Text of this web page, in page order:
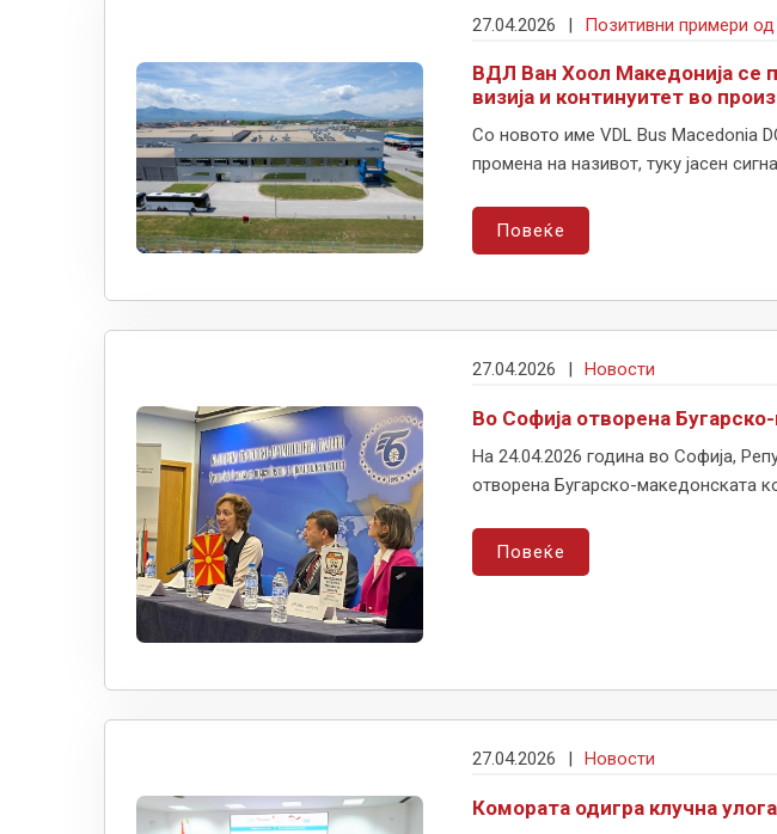
27.04.2026 | Позитивни примери
ВДЛ Ван Хоол Македонија се
визија и континуитет во
Со новото име VDL Bus Macedonia
промена на називот, туку јасен
Повеќе
27.04.2026 | Новости
Во Софија отворена
На 24.04.2026 година во Софија,
отворена Бугарско-македонската
Повеќе
27.04.2026 | Новости
Комората одигра клучна